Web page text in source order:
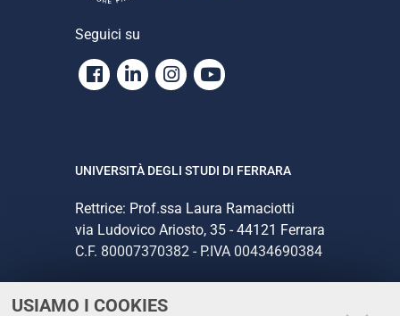
USIAMO I COOKIES
Seguici su
Facebook
LinkedinInstagram
Youtube
UNIVERSITÀ DEGLI STUDI DI FERRARA
Rettrice: Prof.ssa Laura Ramaciotti
via Ludovico Ariosto, 35 - 44121 Ferrara
C.F. 80007370382 - P.IVA 00434690384
CONTATTI